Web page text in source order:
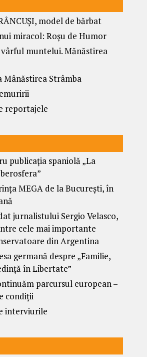
model de bărbat
miracol: Roșu de Humor
muntelui. Mănăstirea
Mânăstirea Strâmba
reportajele
publicația spaniolă „La
MEGA de la București, în
jurnalistului Sergio Velasco,
cele mai importante
din Argentina
germană despre „Familie,
în Libertate”
parcursul european –
condiții
interviurile